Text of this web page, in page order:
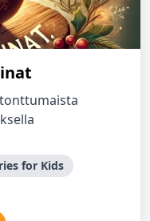
for Kids